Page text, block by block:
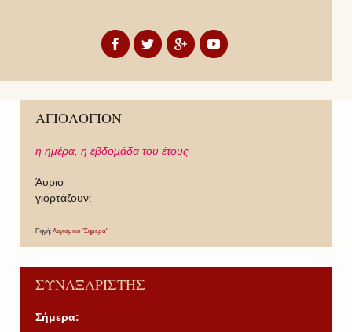
ΑΓΙΟΛΟΓΙΟΝ
η ημέρα, η εβδομάδα του έτους
Άυριο
γιορτάζουν:
Πηγή: Λογισμικό "Σήμερα"
ΣΥΝΑΞΑΡΙΣΤΗΣ
Σήμερα: